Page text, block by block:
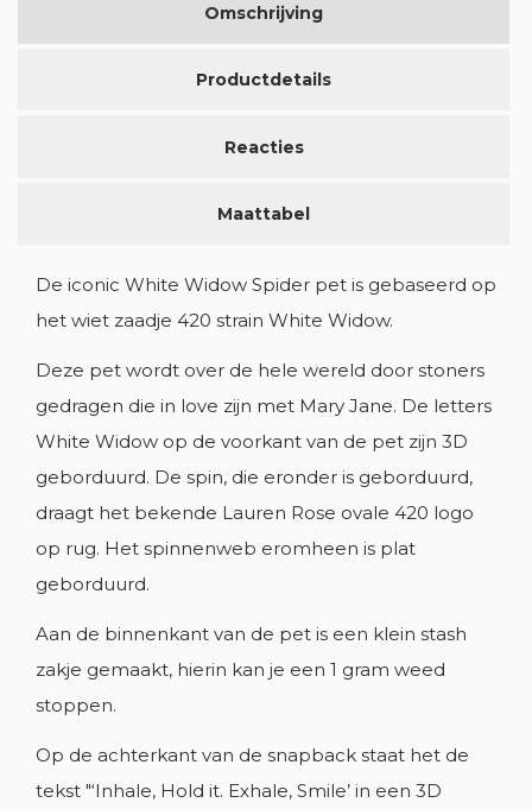
Omschrijving
Productdetails
Reacties
Maattabel
De iconic White Widow Spider pet is gebaseerd op
het wiet zaadje 420 strain White Widow.
Deze pet wordt over de hele wereld door stoners
gedragen die in love zijn met Mary Jane. De letters
White Widow op de voorkant van de pet zijn 3D
geborduurd. De spin, die eronder is geborduurd,
draagt het bekende Lauren Rose ovale 420 logo
op rug. Het spinnenweb eromheen is plat
geborduurd.
Aan de binnenkant van de pet is een klein stash
zakje gemaakt, hierin kan je een 1 gram weed
stoppen.
Op de achterkant van de snapback staat het de
tekst "‘Inhale, Hold it. Exhale, Smile’ in een 3D
add_circle_outline
MAAK EEN VERLANGLIJST
VERLANGLIJST NAAM
INLOGGEN
U MOET INGELOGD ZIJN OM PRODUCTEN IN UW